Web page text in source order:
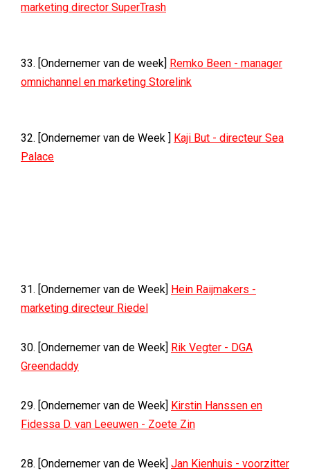
marketing director SuperTrash
33. [Ondernemer van de week] Remko Been - manager
omnichannel en marketing Storelink
32. [Ondernemer van de Week ] Kaji But - directeur Sea
Palace
31. [Ondernemer van de Week] Hein Raijmakers -
marketing directeur Riedel
30. [Ondernemer van de Week] Rik Vegter - DGA
Greendaddy
29. [Ondernemer van de Week] Kirstin Hanssen en
Fidessa D. van Leeuwen - Zoete Zin
28. [Ondernemer van de Week] Jan Kienhuis - voorzitter